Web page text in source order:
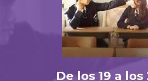
De los 19 a los